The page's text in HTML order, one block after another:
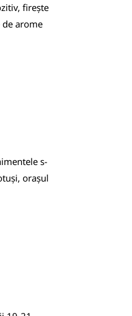
firește
arome
s-
orașul